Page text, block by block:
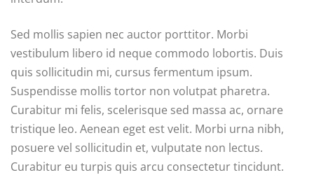
Sed mollis sapien nec auctor porttitor. Morbi
vestibulum libero id neque commodo lobortis. Duis
quis sollicitudin mi, cursus fermentum ipsum.
Suspendisse mollis tortor non volutpat pharetra.
Curabitur mi felis, scelerisque sed massa ac, ornare
tristique leo. Aenean eget est velit. Morbi urna nibh,
posuere vel sollicitudin et, vulputate non lectus.
Curabitur eu turpis quis arcu consectetur tincidunt.